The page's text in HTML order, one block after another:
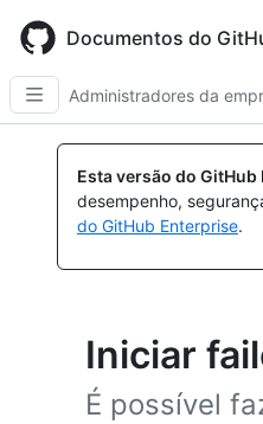
main
content
Documentos do
Administradores da
Esta versão do
desempenho,
do GitHub Enterprise.
Iniciar
É possível